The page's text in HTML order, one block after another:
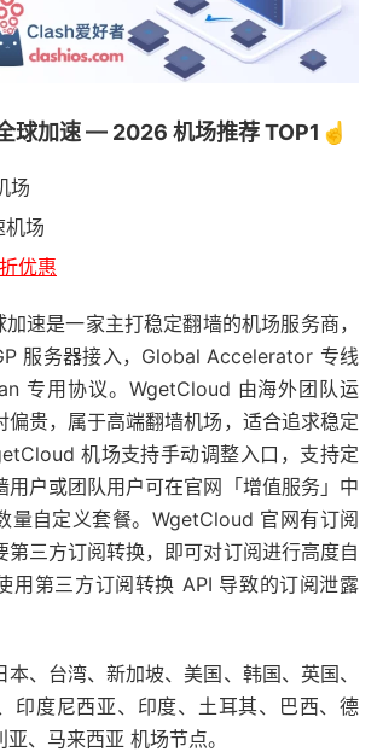
球加速 — 2026 机场推荐 TOP1☝️
场
机场
优惠
速是一家主打稳定翻墙的机场服务商，
服务器接入，Global Accelerator 专线
专用协议。WgetCloud 由海外团队运
偏贵，属于高端翻墙机场，适合追求稳定
机场支持手动调整入口，支持定
用户或团队用户可在官网「增值服务」中
量自定义套餐。WgetCloud 官网有订阅
第三方订阅转换，即可对订阅进行高度自
用第三方订阅转换 API 导致的订阅泄露
、台湾、新加坡、美国、韩国、英国、
印度尼西亚、印度、土耳其、巴西、德
、马来西亚 机场节点。